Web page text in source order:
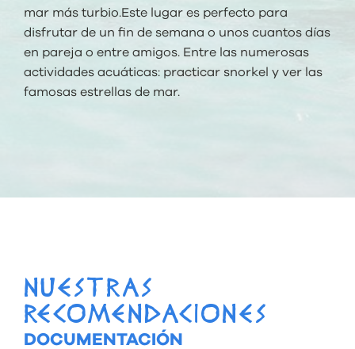
mar más turbio.Este lugar es perfecto para
disfrutar de un fin de semana o unos cuantos días
en pareja o entre amigos. Entre las numerosas
actividades acuáticas: practicar snorkel y ver las
famosas estrellas de mar.
NUESTRAS
RECOMENDACIONES
DOCUMENTACIÓN